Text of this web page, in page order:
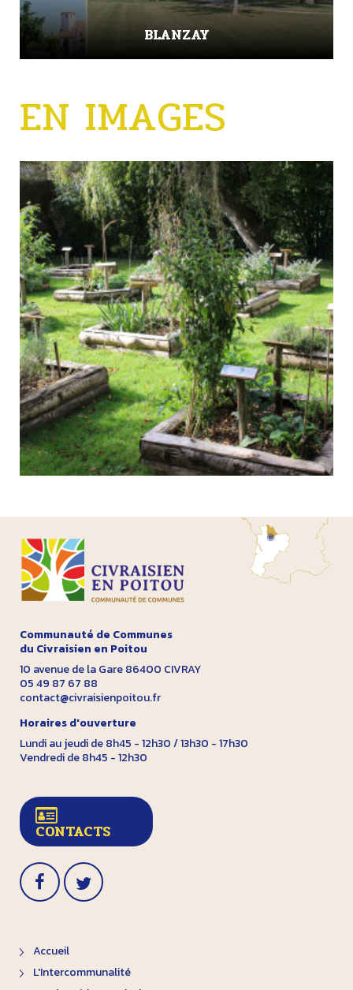
BLANZAY
EN IMAGES
Communauté de Communes
du Civraisien en Poitou
10 avenue de la Gare 86400 CIVRAY
05 49 87 67 88
contact@civraisienpoitou.fr
Horaires d'ouverture
Lundi au jeudi de 8h45 - 12h30 / 13h30 - 17h30
Vendredi de 8h45 - 12h30
CONTACTS
Accueil
L'Intercommunalité